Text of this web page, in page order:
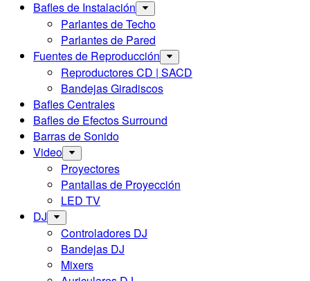
Bafles de Instalación
Parlantes de Techo
Parlantes de Pared
Fuentes de Reproducción
Reproductores CD | SACD
Bandejas Giradiscos
Bafles Centrales
Bafles de Efectos Surround
Barras de Sonido
Video
Proyectores
Pantallas de Proyección
LED TV
DJ
Controladores DJ
Bandejas DJ
Mixers